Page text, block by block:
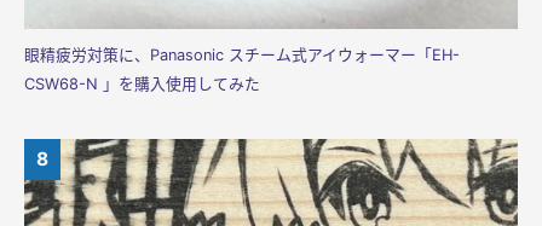
眼精疲労対策に、Panasonic スチーム式アイウォーマー「EH-
CSW68-N 」を購入使用してみた